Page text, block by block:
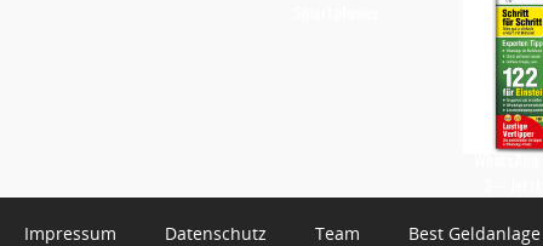
Impressum Datenschutz Team Best Geldanlage